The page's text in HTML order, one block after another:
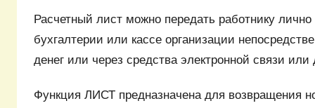
Расчетный лист можно передать работнику лично
бухгалтерии или кассе организации
денег или через средства электронной связи
Функция ЛИСТ предназначена для возвращения